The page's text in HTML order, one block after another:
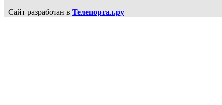
Сайт разработан в Телепортал.ру